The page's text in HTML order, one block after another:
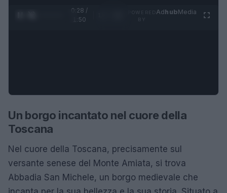
0:29 /
1:50
AdhubMedia
Un borgo incantato nel cuore della
Toscana
Nel cuore della Toscana, precisamente sul
versante senese del Monte Amiata, si trova
Abbadia San Michele, un borgo medievale che